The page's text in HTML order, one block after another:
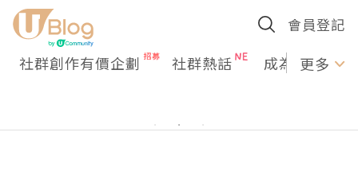
會員登記
社群創作有價企劃 社群熱話 成為U更多